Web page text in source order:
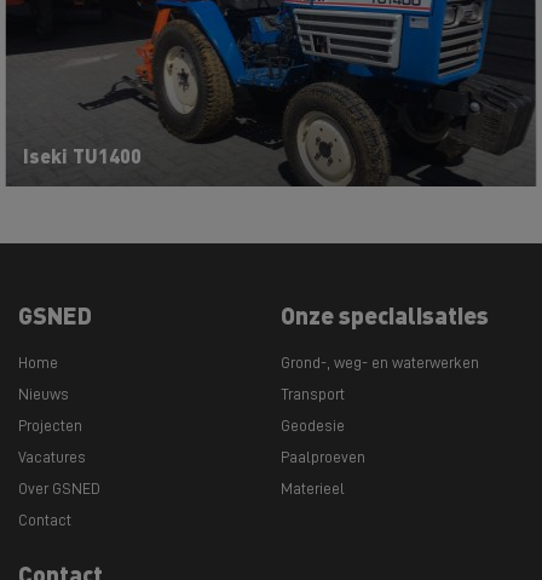
Iseki TU1400
GSNED
Home
Nieuws
Projecten
Vacatures
Over GSNED
Contact
Onze specialisaties
Grond-, weg- en waterwerken
Transport
Geodesie
Paalproeven
Materieel